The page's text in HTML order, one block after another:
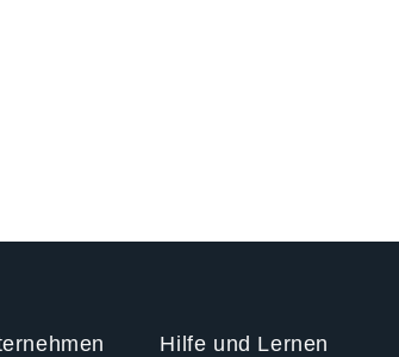
Hilfe und Lernen